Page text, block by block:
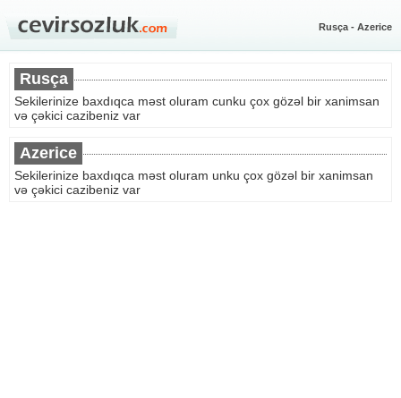
Rusça - Azerice
Rusça
Sekilerinize baxdıqca məst oluram cunku çox gözəl bir xanimsan
və çəkici cazibeniz var
Azerice
Sekilerinize baxdıqca məst oluram unku çox gözəl bir xanimsan
və çəkici cazibeniz var